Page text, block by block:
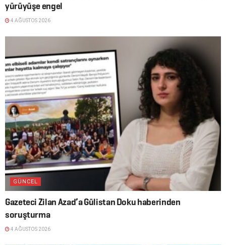
yürüyüşe engel
4 AĞUSTOS 2026
GÜNCEL
Gazeteci Zilan Azad’a Gülistan Doku haberinden
soruşturma
4 AĞUSTOS 2026